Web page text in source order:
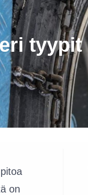
tyypit
on